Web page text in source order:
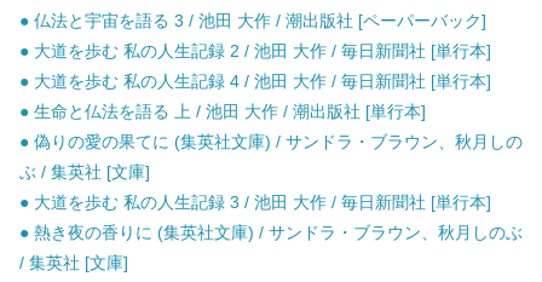
● 仏法と宇宙を語る 3 / 池田 大作 / 潮出版社 [ペーパーバック]
● 大道を歩む 私の人生記録 2 / 池田 大作 / 毎日新聞社 [単行本]
● 大道を歩む 私の人生記録 4 / 池田 大作 / 毎日新聞社 [単行本]
● 生命と仏法を語る 上 / 池田 大作 / 潮出版社 [単行本]
● 偽りの愛の果てに (集英社文庫) / サンドラ・ブラウン、秋月しの
ぶ / 集英社 [文庫]
● 大道を歩む 私の人生記録 3 / 池田 大作 / 毎日新聞社 [単行本]
● 熱き夜の香りに (集英社文庫) / サンドラ・ブラウン、秋月しのぶ
/ 集英社 [文庫]